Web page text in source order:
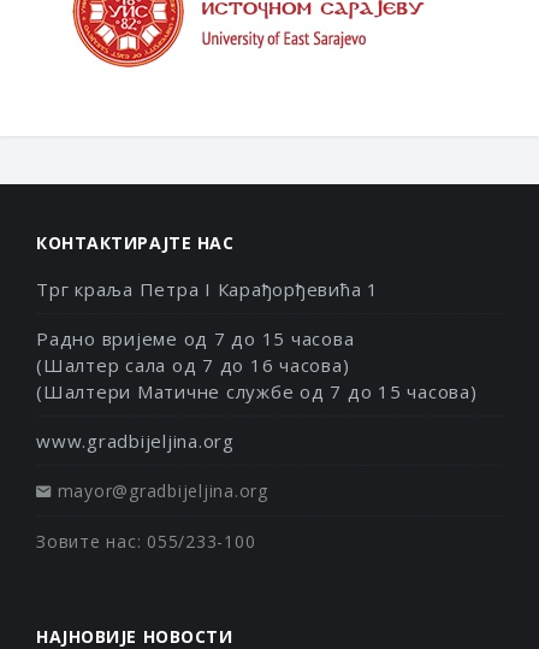
КОНТАКТИРАЈТЕ НАС
Трг краља Петра I Карађорђевића 1
Радно вријеме од 7 до 15 часова
(Шалтер сала од 7 до 16 часова)
(Шалтери Матичне службе од 7 до 15 часова)
www.gradbijeljina.org
mayor@gradbijeljina.org
Зовите нас: 055/233-100
НАЈНОВИЈЕ НОВОСТИ